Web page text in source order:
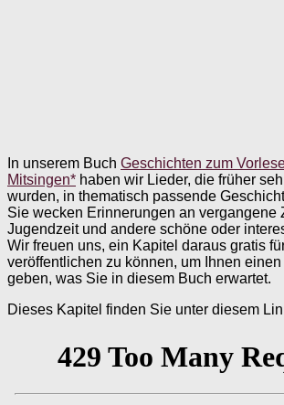
In unserem Buch Geschichten zum
Mitsingen* haben wir Lieder, die früher
wurden, in thematisch passende
Sie wecken Erinnerungen an vergangene
Jugendzeit und andere schöne oder
Wir freuen uns, ein Kapitel daraus gratis
veröffentlichen zu können, um Ihnen
geben, was Sie in diesem Buch erwartet.
Dieses Kapitel finden Sie unter diesem